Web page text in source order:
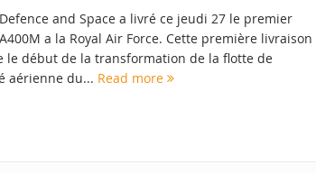
and Space a livré ce jeudi 27 le premier
a la Royal Air Force. Cette première livraison
le début de la transformation de la flotte de
aérienne du... Read more